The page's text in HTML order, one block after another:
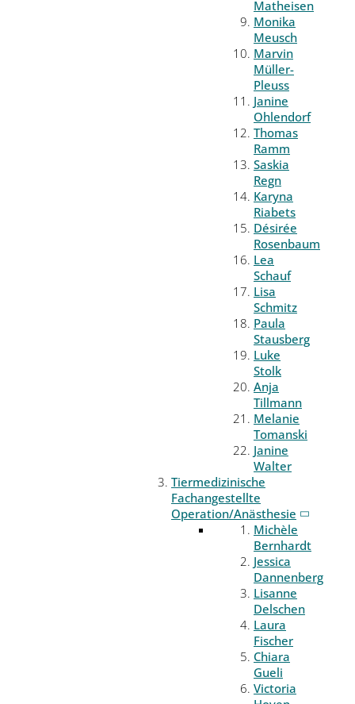
Matheisen
Monika
Meusch
Marvin
Müller-
Pleuss
Janine
Ohlendorf
Thomas
Ramm
Saskia
Regn
Karyna
Riabets
Désirée
Rosenbaum
Lea
Schauf
Lisa
Schmitz
Paula
Stausberg
Luke
Stolk
Anja
Tillmann
Melanie
Tomanski
Janine
Walter
Tiermedizinische
Fachangestellte
Operation/Anästhesie
Michèle
Bernhardt
Jessica
Dannenberg
Lisanne
Delschen
Laura
Fischer
Chiara
Gueli
Victoria